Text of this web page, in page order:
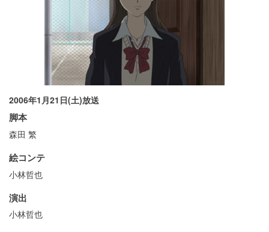
2006年1月21日(土)放送
脚本
森田 繁
絵コンテ
小林哲也
演出
小林哲也